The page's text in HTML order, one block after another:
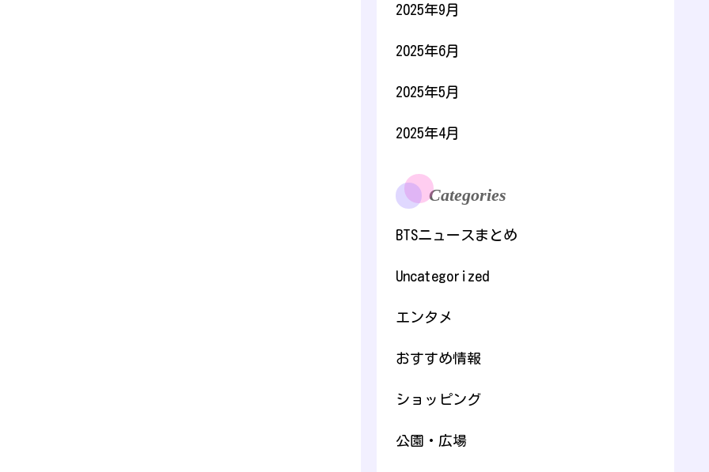
2025年9月
2025年6月
2025年5月
2025年4月
Categories
BTSニュースまとめ
Uncategorized
エンタメ
おすすめ情報
ショッピング
公園・広場